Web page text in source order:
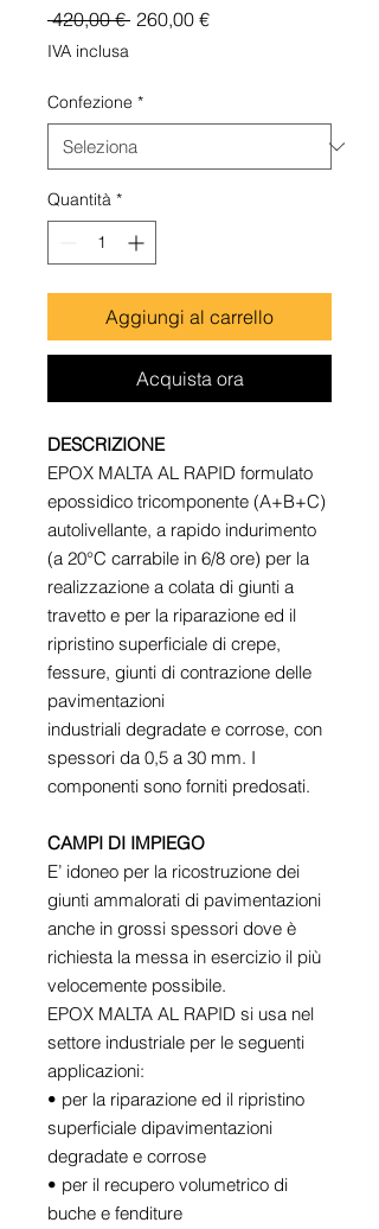
420,00 € Prezzo
260,00 €Prezzo
IVA inclusa
Confezione *
Quantità *
Aggiungi al carrello
Acquista ora
DESCRIZIONE
EPOX MALTA AL RAPID formulato
epossidico tricomponente (A+B+C)
autolivellante, a rapido indurimento
(a 20°C carrabile in 6/8 ore) per la
realizzazione a colata di giunti a
travetto e per la riparazione ed il
ripristino superficiale di crepe,
fessure, giunti di contrazione delle
pavimentazioni
industriali degradate e corrose, con
spessori da 0,5 a 30 mm. I
componenti sono forniti predosati.
CAMPI DI IMPIEGO
E’ idoneo per la ricostruzione dei
giunti ammalorati di pavimentazioni
anche in grossi spessori dove è
richiesta la messa in esercizio il più
velocemente possibile.
EPOX MALTA AL RAPID si usa nel
settore industriale per le seguenti
applicazioni:
• per la riparazione ed il ripristino
superficiale dipavimentazioni
degradate e corrose
• per il recupero volumetrico di
buche e fenditure